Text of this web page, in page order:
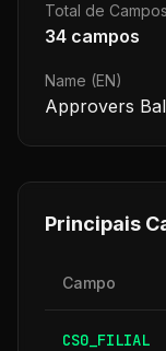
Total de Campos
34 campos
Name (EN)
Approvers
Principais
Campo
CS0_FILIAL